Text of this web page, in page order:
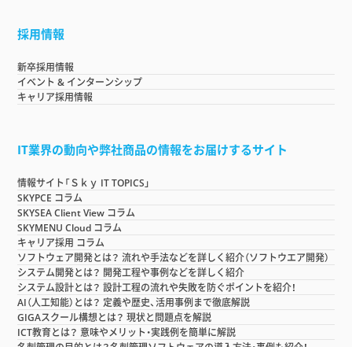
採用情報
新卒採用情報
イベント & インターンシップ
キャリア採用情報
IT業界の動向や弊社商品の情報をお届けするサイト
情報サイト「Ｓｋｙ IT TOPICS」
SKYPCE コラム
SKYSEA Client View コラム
SKYMENU Cloud コラム
キャリア採用 コラム
ソフトウェア開発とは？ 流れや手法などを詳しく紹介（ソフトウエア開発）
システム開発とは？ 開発工程や事例などを詳しく紹介
システム設計とは？ 設計工程の流れや失敗を防ぐポイントを紹介！
AI（人工知能）とは？ 定義や歴史、活用事例まで徹底解説
GIGAスクール構想とは？ 現状と問題点を解説
ICT教育とは？ 意味やメリット・実践例を簡単に解説